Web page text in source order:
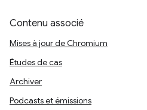
Contenu associé
Mises à jour de Chromium
Études de cas
Archiver
Podcasts et émissions